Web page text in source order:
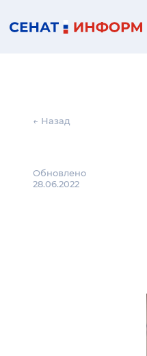
← Назад
Обновлено
28.06.2022